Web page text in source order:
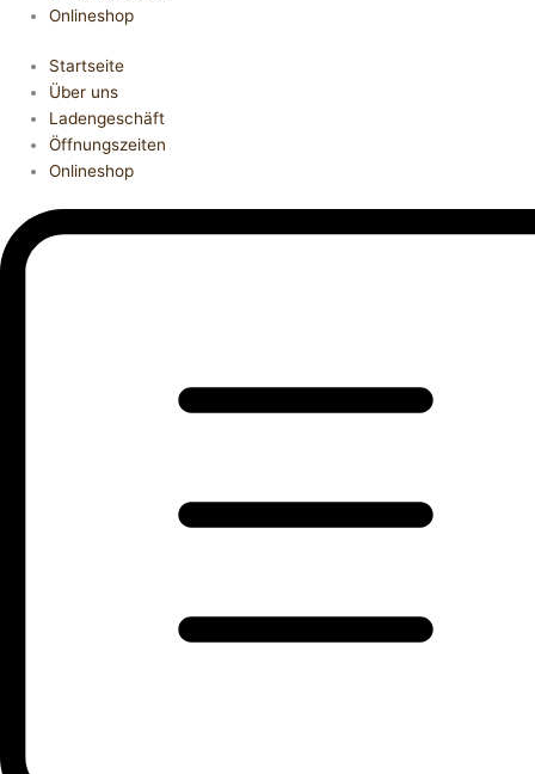
Onlineshop
Startseite
Über uns
Ladengeschäft
Öffnungszeiten
Onlineshop